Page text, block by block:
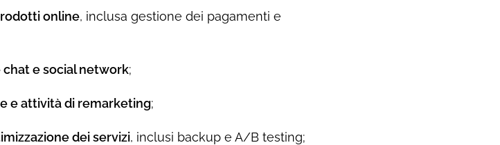
online, inclusa gestione dei pagamenti e
e social network;
e attività di remarketing;
dei servizi, inclusi backup e A/B testing;